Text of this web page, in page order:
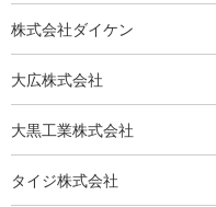
株式会社ダイケン
大広株式会社
大黒工業株式会社
タイジ株式会社